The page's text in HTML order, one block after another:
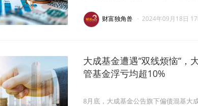
财富独角兽 · 2024年09月18日
大成基金遭遇“双线烦恼“，
管基金浮亏均超10%
8月底，大成基金公告旗下偏债混基大